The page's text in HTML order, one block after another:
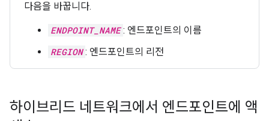
다음을 바꿉니다.
ENDPOINT_NAME : 엔드포인트의 이름
REGION : 엔드포인트의 리전
하이브리드 네트워크에서 엔드포인트에 액